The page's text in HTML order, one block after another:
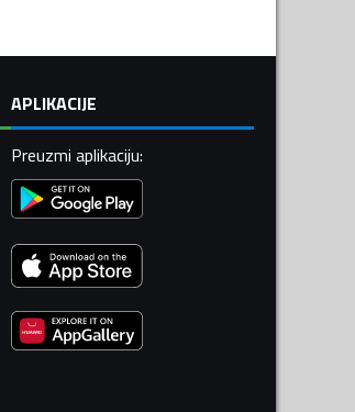
APLIKACIJE
Preuzmi aplikaciju: